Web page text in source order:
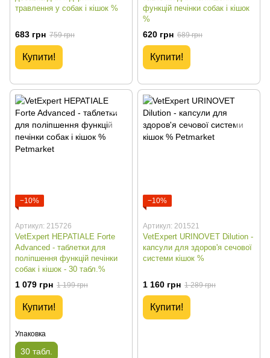
травлення у собак і кішок %
683 грн 759 грн
Купити!
функцій печінки собак і кішок
%
620 грн 689 грн
Купити!
−10%
Артикул: 215726
VetExpert HEPATIALE Forte
Advanced - таблетки для
поліпшення функцій печінки
собак і кішок - 30 табл.%
1 079 грн 1 199 грн
Купити!
Упаковка
30 табл.
−10%
Артикул: 201521
VetExpert URINOVET Dilution -
капсули для здоров'я сечової
системи кішок %
1 160 грн 1 289 грн
Купити!